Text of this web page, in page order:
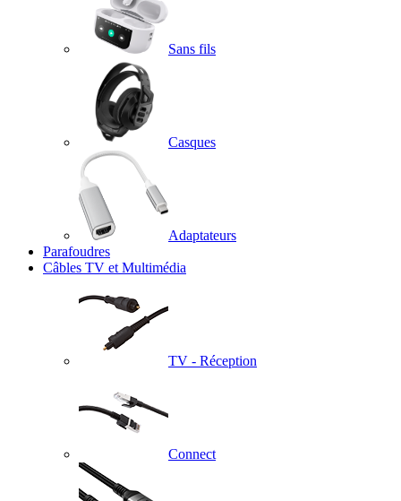
Sans fils
Casques
Adaptateurs
Parafoudres
Câbles TV et Multimédia
TV - Réception
Connect